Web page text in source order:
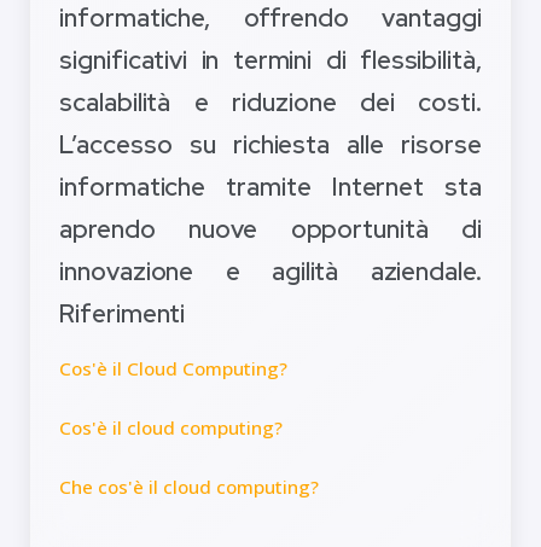
informatiche, offrendo vantaggi
significativi in ​​termini di flessibilità,
scalabilità e riduzione dei costi.
L’accesso su richiesta alle risorse
informatiche tramite Internet sta
aprendo nuove opportunità di
innovazione e agilità aziendale.
Riferimenti
Cos'è il Cloud Computing?
Cos'è il cloud computing?
Che cos'è il cloud computing?